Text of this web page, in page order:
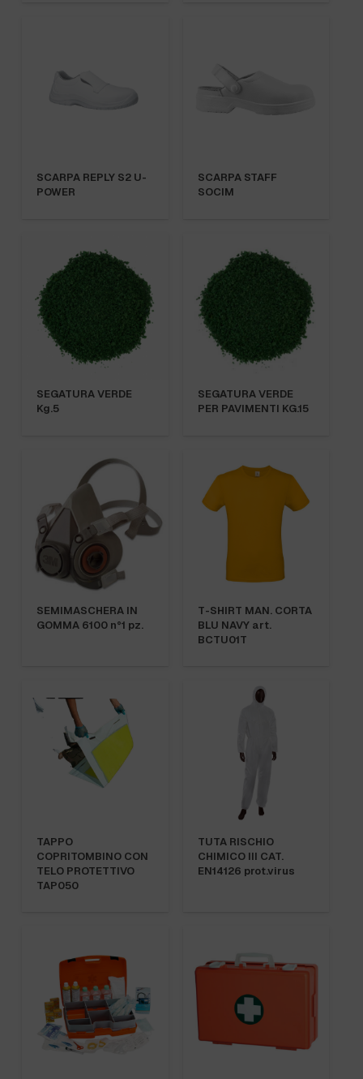
SCARPA REPLY S2 U-
POWER
SCARPA STAFF
SOCIM
SEGATURA VERDE
Kg.5
SEGATURA VERDE
PER PAVIMENTI KG.15
SEMIMASCHERA IN
GOMMA 6100 n°1 pz.
T-SHIRT MAN. CORTA
BLU NAVY art.
BCTU01T
TAPPO
COPRITOMBINO CON
TELO PROTETTIVO
TAP050
TUTA RISCHIO
CHIMICO III CAT.
EN14126 prot.virus